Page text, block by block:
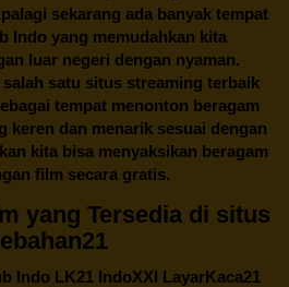
sekarang ada banyak tempat
Indo yang memudahkan kita
luar negeri dengan nyaman.
salah satu situs streaming terbaik
tempat menonton beragam
keren dan menarik sesuai dengan
kita bisa menyaksikan beragam
film secara gratis.
yang Tersedia di situs
Indo LK21 IndoXXI LayarKaca21